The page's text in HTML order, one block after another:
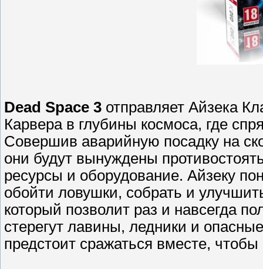
Dead Space 3 отправляет Айзека
Карвера в глубины космоса, где
Совершив аварийную посадку на
они будут вынуждены
ресурсы и оборудование. Айзеку
обойти ловушки, собрать и
который позволит раз и навсегда
стерегут лавины, ледники и
предстоит сражаться вместе,